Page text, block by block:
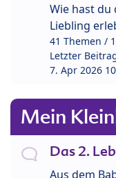
Wie hast du
Liebling
41 Themen /
Letzter
7. Apr 2026
Mein
Das 2.
Aus dem